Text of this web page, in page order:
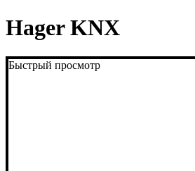
Hager KNX
Быстрый просмотр